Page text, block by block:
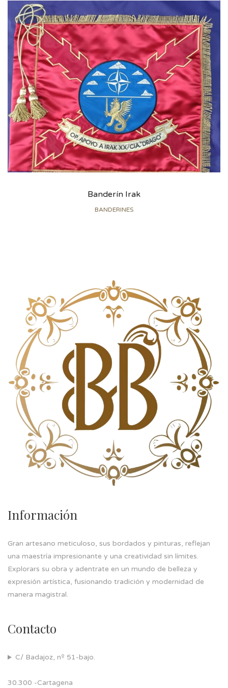
Banderín Irak
BANDERINES
Información
Gran artesano meticuloso, sus bordados y pinturas, reflejan
una maestría impresionante y una creatividad sin límites.
Explorars su obra y adentrate en un mundo de belleza y
expresión artística, fusionando tradición y modernidad de
manera magistral.
Contacto
C/ Badajoz, nº 51-bajo.
30.300 -Cartagena